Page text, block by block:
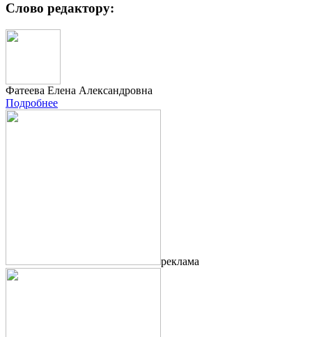
Слово редактору:
Фатеева Елена Александровна
Подробнее
реклама